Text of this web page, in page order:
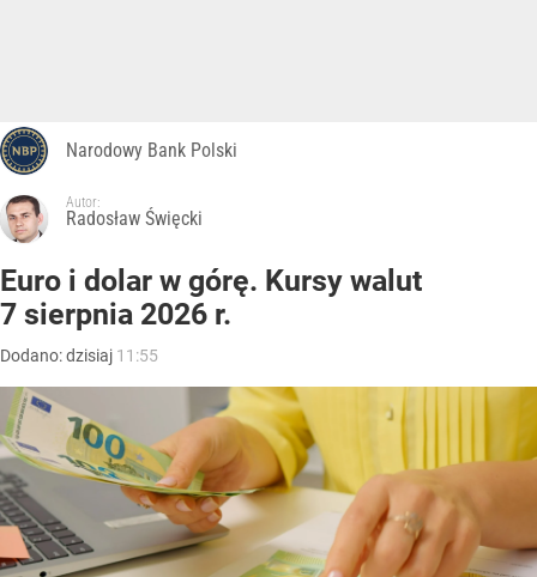
Narodowy Bank Polski
Autor:
Radosław Święcki
Euro i dolar w górę. Kursy walut
7 sierpnia 2026 r.
Dodano:dzisiaj 11:55